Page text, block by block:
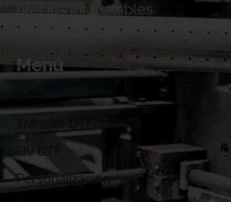
precios inigualables.
Menú
UV DTF
Personalización